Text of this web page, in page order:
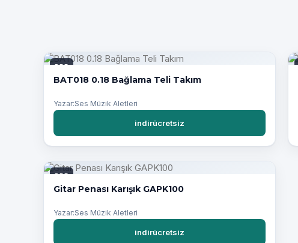
PDF
BAT018 0.18 Bağlama Teli Takım
Yazar:Ses Müzik Aletleri
indirücretsiz
PDF
Gitar Penası Karışık GAPK100
Yazar:Ses Müzik Aletleri
indirücretsiz